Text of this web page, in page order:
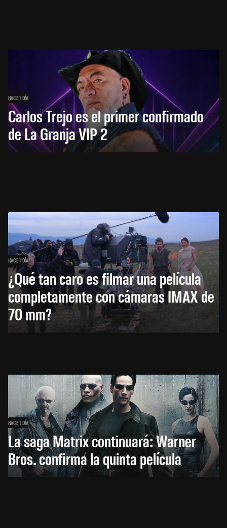
HACE 1 DÍA
Carlos Trejo es el primer confirmado
de La Granja VIP 2
HACE 1 DÍA
¿Qué tan caro es filmar una película
completamente con cámaras IMAX de
70 mm?
HACE 1 DÍA
La saga Matrix continuará: Warner
Bros. confirma la quinta película